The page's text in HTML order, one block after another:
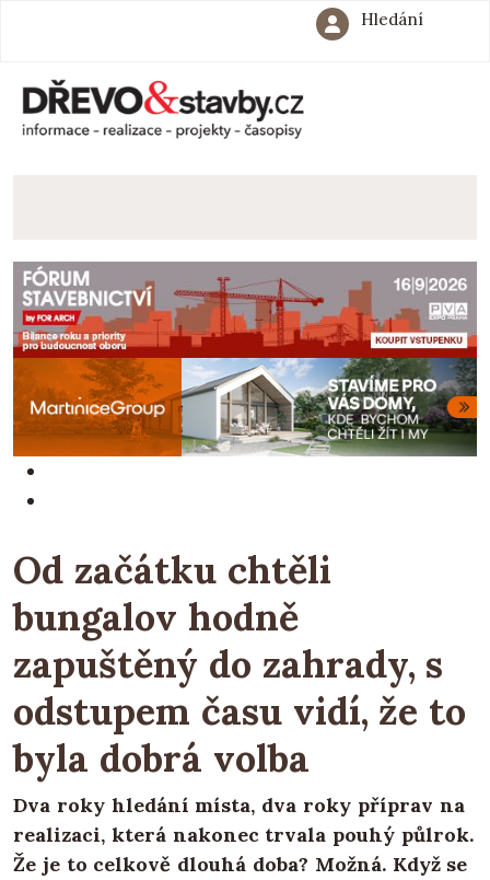
Hledání
Od začátku chtěli
bungalov hodně
zapuštěný do zahrady, s
odstupem času vidí, že to
byla dobrá volba
Dva roky hledání místa, dva roky příprav na
realizaci, která nakonec trvala pouhý půlrok.
Že je to celkově dlouhá doba? Možná. Když se